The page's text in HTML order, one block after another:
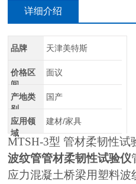
详细介绍
品牌 天津美特斯
价格区
间
面议
产地类
别
国产
应用领
域
建材/家具
MTSH-3型 管材柔韧性试
波纹管管材柔韧性试验仪
应力混凝土桥梁用塑料波